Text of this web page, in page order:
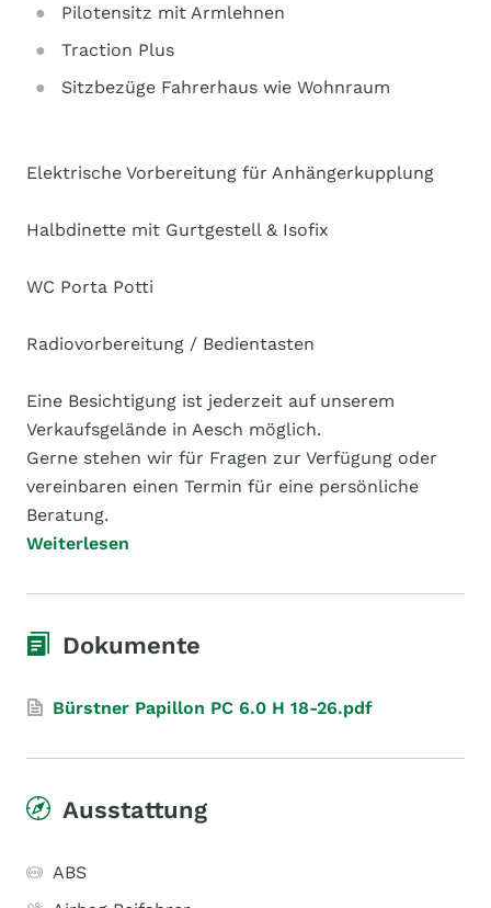
Pilotensitz mit Armlehnen
Traction Plus
Sitzbezüge Fahrerhaus wie Wohnraum
Elektrische Vorbereitung für Anhängerkupplung
Halbdinette mit Gurtgestell & Isofix
WC Porta Potti
Radiovorbereitung / Bedientasten
Eine Besichtigung ist jederzeit auf unserem
Verkaufsgelände in Aesch möglich.
Gerne stehen wir für Fragen zur Verfügung oder
vereinbaren einen Termin für eine persönliche
Beratung.
Weiterlesen
Dokumente
Bürstner Papillon PC 6.0 H 18-26.pdf
Ausstattung
ABS